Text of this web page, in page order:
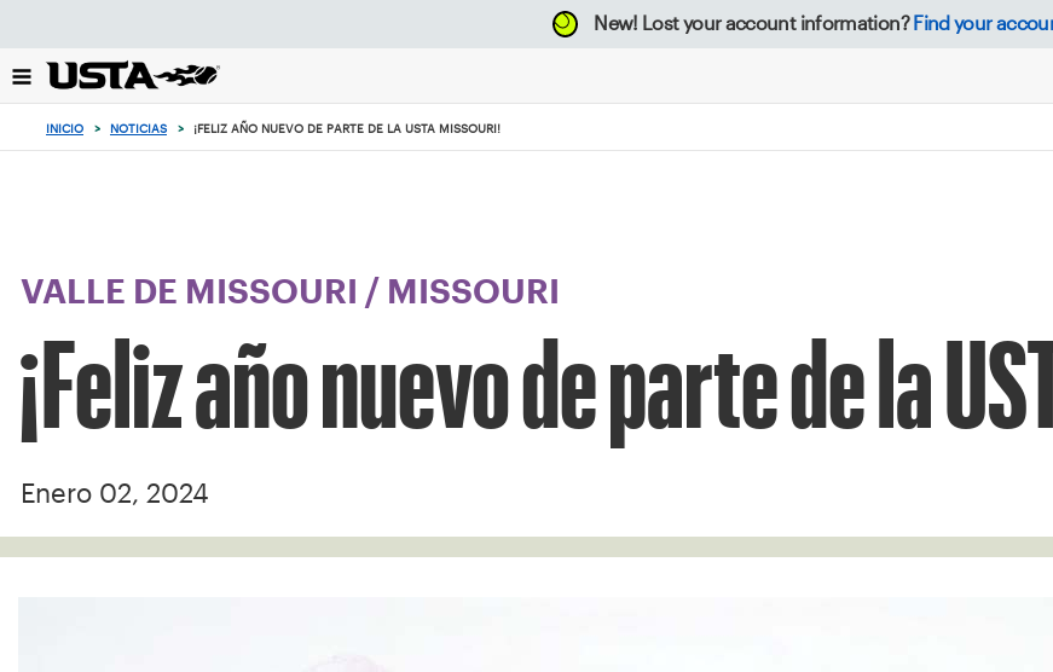
el
botón
New! Lost your account information? Find your
INICIO > NOTICIAS > ¡FELIZ AÑO NUEVO DE PARTE DE LA USTA MISSOURI!
VALLE DE MISSOURI / MISSOURI
¡Feliz año nuevo de parte de la
Enero 02, 2024